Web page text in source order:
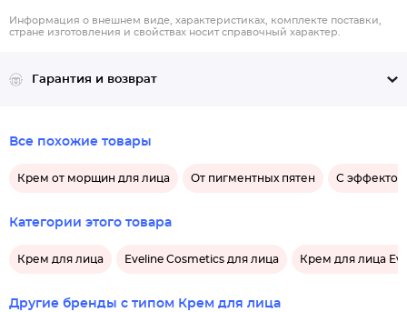
Информация о внешнем виде, характеристиках, комплекте поставки,
стране изготовления и свойствах носит справочный характер.
Гарантия и возврат
Все похожие товары
Крем от морщин для лица От пигментных пятен С эффектом
Категории этого товара
Крем для лица Eveline Cosmetics для лица Крем для лица
Другие бренды с типом Крем для лица